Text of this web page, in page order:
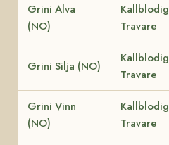
Grini Alva
(NO)
Kallblodig
Travare
Grini Silja (NO)
Kallblodig
Travare
Grini Vinn
(NO)
Kallblodig
Travare